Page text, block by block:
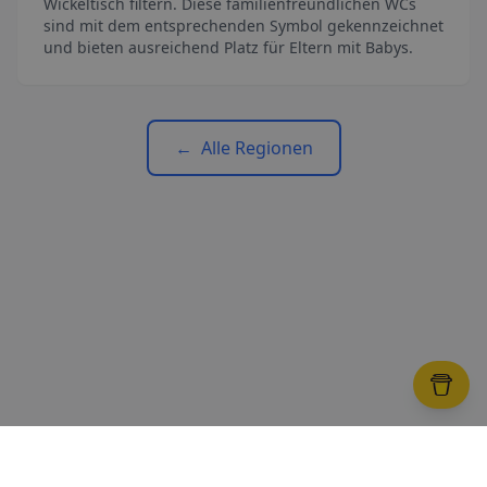
sind mit dem entsprechenden Symbol gekennzeichnet
und bieten ausreichend Platz für Eltern mit Babys.
← Alle Regionen